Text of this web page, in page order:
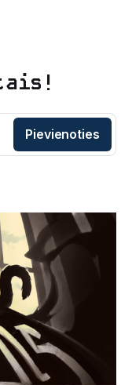
Pievienoties